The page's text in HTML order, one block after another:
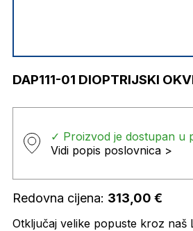
DAP111-01 DIOPTRIJSKI
✓ Proizvod je dostupan u
Vidi popis poslovnica >
Redovna cijena: 313,00 €
Otključaj velike popuste kroz naš